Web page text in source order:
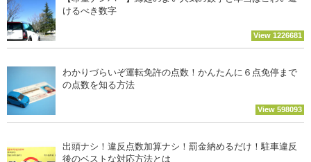
けるべき数字
View 1226681
わかりづらいぞ運転免許の点数！かんたんに６点免停まで
の点数を知る方法
View 598093
出頭ナシ！違反点数加算ナシ！罰金納めるだけ！駐車違反
後のベストな対応方法とは